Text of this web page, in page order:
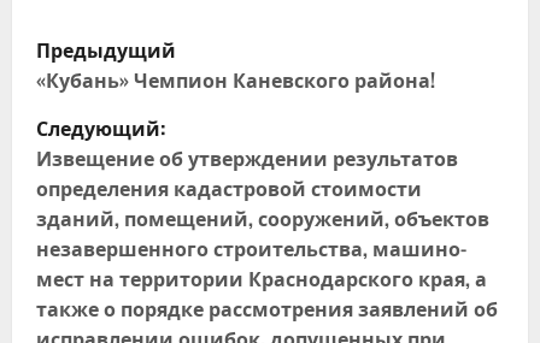
Н
а
в
и
г
а
Предыдущий
«Кубань» Чемпион Каневского района!
Следующий:
Извещение об утверждении результатов
определения кадастровой стоимости
зданий, помещений, сооружений, объектов
незавершенного строительства, машино-
мест на территории Краснодарского края, а
также о порядке рассмотрения заявлений об